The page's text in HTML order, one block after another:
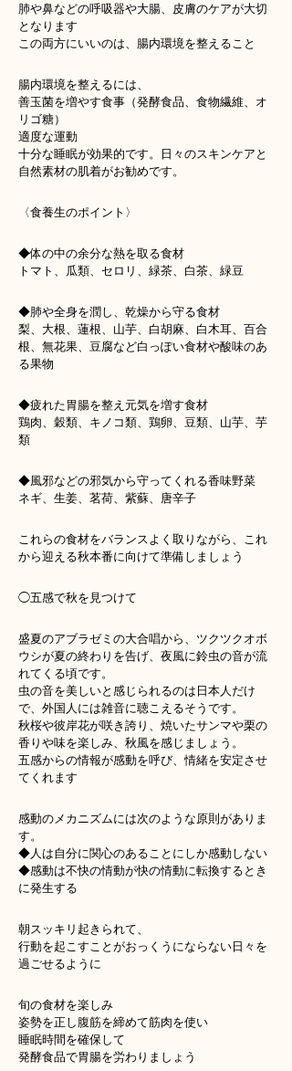
肺や鼻などの呼吸器や大腸、皮膚のケアが大切
となります
この両方にいいのは、腸内環境を整えること
腸内環境を整えるには、
善玉菌を増やす食事（発酵食品、食物繊維、オ
リゴ糖）
適度な運動
十分な睡眠が効果的です。日々のスキンケアと
自然素材の肌着がお勧めです。
〈食養生のポイント〉
◆体の中の余分な熱を取る食材
トマト、瓜類、セロリ、緑茶、白茶、緑豆
◆肺や全身を潤し、乾燥から守る食材
梨、大根、蓮根、山芋、白胡麻、白木耳、百合
根、無花果、豆腐など白っぽい食材や酸味のあ
る果物
◆疲れた胃腸を整え元気を増す食材
鶏肉、穀類、キノコ類、鶏卵、豆類、山芋、芋
類
◆風邪などの邪気から守ってくれる香味野菜
ネギ、生姜、茗荷、紫蘇、唐辛子
これらの食材をバランスよく取りながら、これ
から迎える秋本番に向けて準備しましょう
◯五感で秋を見つけて
盛夏のアブラゼミの大合唱から、ツクツクオボ
ウシが夏の終わりを告げ、夜風に鈴虫の音が流
れてくる頃です。
虫の音を美しいと感じられるのは日本人だけ
で、外国人には雑音に聴こえるそうです。
秋桜や彼岸花が咲き誇り、焼いたサンマや栗の
香りや味を楽しみ、秋風を感じましょう。
五感からの情報が感動を呼び、情緒を安定させ
てくれます
感動のメカニズムには次のような原則がありま
す。
◆人は自分に関心のあることにしか感動しない
◆感動は不快の情動が快の情動に転換するとき
に発生する
朝スッキリ起きられて、
行動を起こすことがおっくうにならない日々を
過ごせるように
旬の食材を楽しみ
姿勢を正し腹筋を締めて筋肉を使い
睡眠時間を確保して
発酵食品で胃腸を労わりましょう